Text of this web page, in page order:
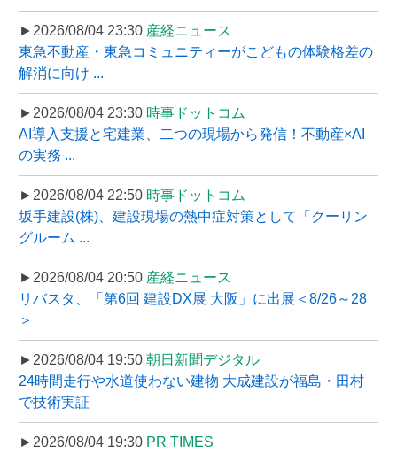
►2026/08/04 23:30 産経ニュース
東急不動産・東急コミュニティーがこどもの体験格差の
解消に向け ...
►2026/08/04 23:30 時事ドットコム
AI導入支援と宅建業、二つの現場から発信！不動産×AI
の実務 ...
►2026/08/04 22:50 時事ドットコム
坂手建設(株)、建設現場の熱中症対策として「クーリン
グルーム ...
►2026/08/04 20:50 産経ニュース
リバスタ、「第6回 建設DX展 大阪」に出展＜8/26～28
＞
►2026/08/04 19:50 朝日新聞デジタル
24時間走行や水道使わない建物 大成建設が福島・田村
で技術実証
►2026/08/04 19:30 PR TIMES